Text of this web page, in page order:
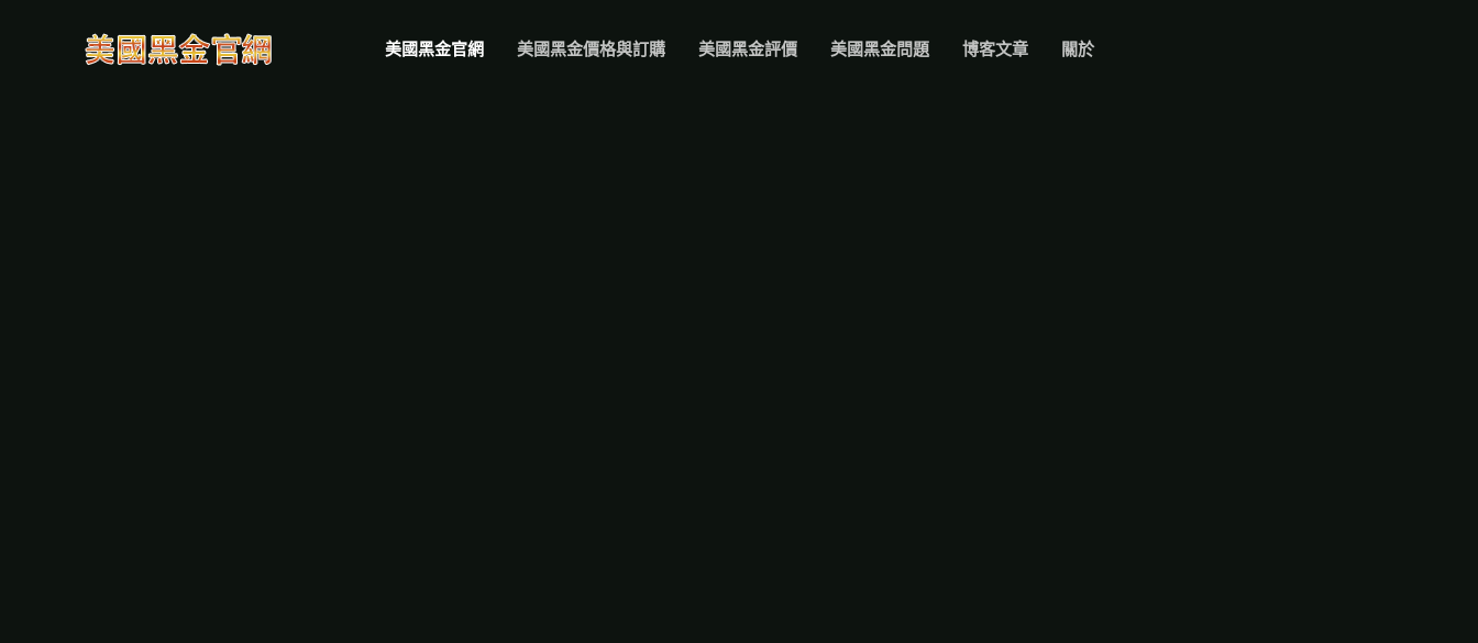
美國黑金官網 美國黑金價格與訂購 美國黑金評價 美國黑金問題 博客文章 關於